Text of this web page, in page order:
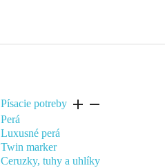
Písacie potreby add remove
Perá
Luxusné perá
Twin marker
Ceruzky, tuhy a uhlíky